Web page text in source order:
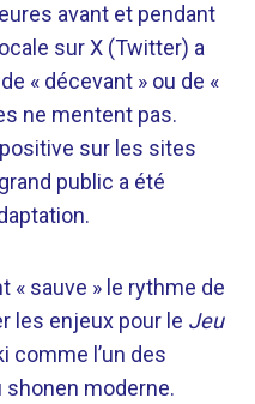
avant et pendant
sur X (Twitter) a
« décevant » ou de «
ne mentent pas.
sur les sites
public a été
« sauve » le rythme de
les enjeux pour le Jeu
comme l’un des
moderne.